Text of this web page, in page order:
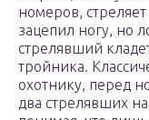
номеров,
зацепил ногу, но
стрелявший
тройника.
охотнику, перед
два стрелявших